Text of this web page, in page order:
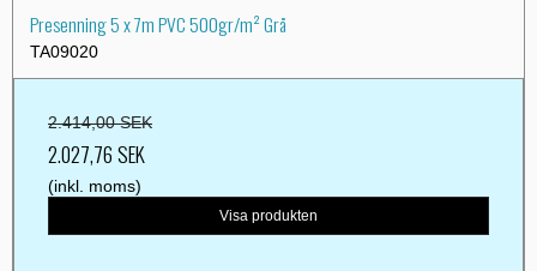
Presenning 5 x 7m PVC 500gr/m² Grå
TA09020
2.414,00 SEK
2.027,76 SEK
(inkl. moms)
Visa produkten